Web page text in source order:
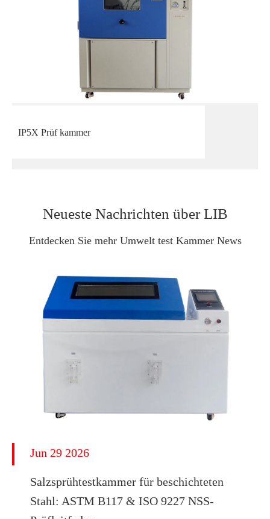
IP5X Prüf kammer
Neueste Nachrichten über LIB
Entdecken Sie mehr Umwelt test Kammer News
Jun 29 2026
​Salzsprühtestkammer für beschichteten
Stahl: ASTM B117 & ISO 9227 NSS-